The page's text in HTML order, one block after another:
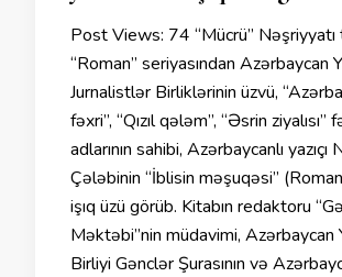
Post Views: 74 “Mücrü”
“Roman” seriyasından Azərbaycan
Jurnalistlər Birliklərinin üzvü,
fəxri”, “Qızıl qələm”, “Əsrin ziyalısı”
adlarının sahibi, Azərbaycanlı yazıçı
Çələbinin “İblisin məşuqəsi”
işıq üzü görüb. Kitabın redaktoru
Məktəbi”nin müdavimi, Azərbaycan
Birliyi Gənclər Şurasının və